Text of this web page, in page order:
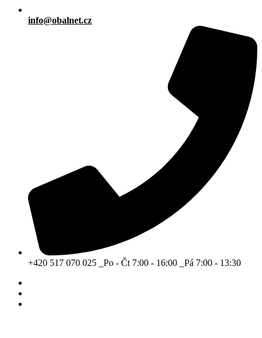
info@obalnet.cz
+420 517 070 025 _Po - Čt 7:00 - 16:00 _Pá 7:00 - 13:30